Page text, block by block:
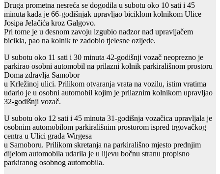
Druga prometna nesreća se dogodila u subotu oko 10 sati i 45
minuta kada je 66-godišnjak upravljao biciklom kolnikom Ulice
Josipa Jelačića kroz Galgovo.
Pri tome je u desnom zavoju izgubio nadzor nad upravljačem
bicikla, pao na kolnik te zadobio tjelesne ozljede.
U subotu oko 11 sati i 30 minuta 42-godišnji vozač neoprezno je
parkirao osobni automobil na prilazni kolnik parkirališnom prostoru
Doma zdravlja Samobor
u Krležinoj ulici. Prilikom otvaranja vrata na vozilu, istim vratima
udario je u osobni automobil kojim je prilaznim kolnikom upravljao
32-godišnji vozač.
U subotu oko 12 sati i 45 minuta 31-godišnja vozačica upravljala je
osobnim automobilom parkirališnim prostorom ispred trgovačkog
centra u Ulici grada Wirgesa
u Samoboru. Prilikom skretanja na parkirališno mjesto prednjim
dijelom automobila udarila je u lijevu bočnu stranu propisno
parkiranog osobnog automobila.